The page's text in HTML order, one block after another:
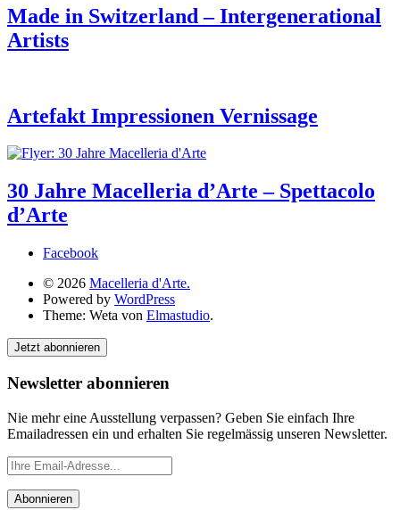
Made in Switzerland – Intergenerational
Artists
Artefakt Impressionen Vernissage
30 Jahre Macelleria d’Arte – Spettacolo
d’Arte
Facebook
© 2026 Macelleria d'Arte.
Powered by WordPress
Theme: Weta von Elmastudio.
Jetzt abonnieren
Newsletter abonnieren
Nie mehr eine Ausstellung verpassen? Geben Sie einfach Ihre
Emailadressen ein und erhalten Sie regelmässig unseren Newsletter.